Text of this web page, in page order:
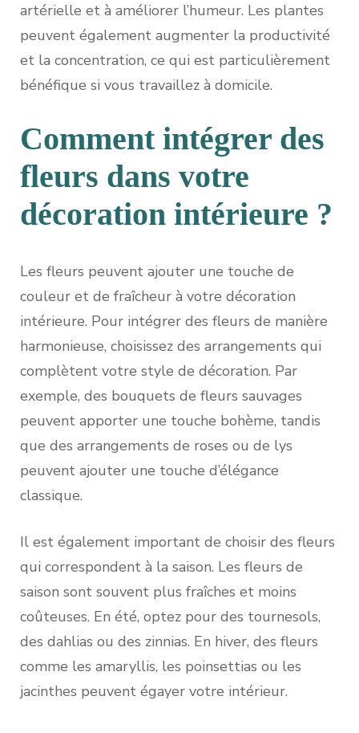
artérielle et à améliorer l’humeur. Les plantes
peuvent également augmenter la productivité
et la concentration, ce qui est particulièrement
bénéfique si vous travaillez à domicile.
Comment intégrer des
fleurs dans votre
décoration intérieure ?
Les fleurs peuvent ajouter une touche de
couleur et de fraîcheur à votre décoration
intérieure. Pour intégrer des fleurs de manière
harmonieuse, choisissez des arrangements qui
complètent votre style de décoration. Par
exemple, des bouquets de fleurs sauvages
peuvent apporter une touche bohème, tandis
que des arrangements de roses ou de lys
peuvent ajouter une touche d’élégance
classique.
Il est également important de choisir des fleurs
qui correspondent à la saison. Les fleurs de
saison sont souvent plus fraîches et moins
coûteuses. En été, optez pour des tournesols,
des dahlias ou des zinnias. En hiver, des fleurs
comme les amaryllis, les poinsettias ou les
jacinthes peuvent égayer votre intérieur.